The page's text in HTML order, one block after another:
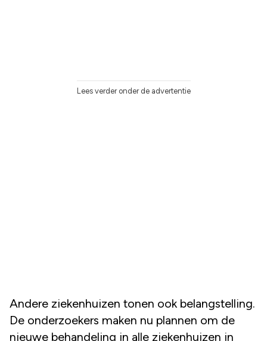
Lees verder onder de advertentie
Andere ziekenhuizen tonen ook belangstelling.
De onderzoekers maken nu plannen om de
nieuwe behandeling in alle ziekenhuizen in